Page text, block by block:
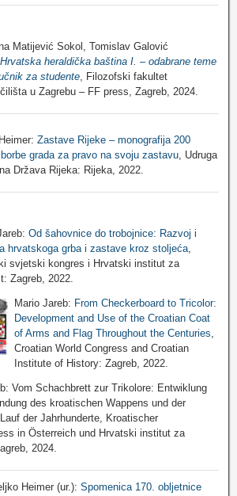
Matijević Sokol, Tomislav Galović
Hrvatska heraldička baština I. – odabrane teme
za studente, Filozofski fakultet
u Zagrebu – FF press, Zagreb, 2024.
Zastave Rijeke – monografija 200
grada za pravo na svoju zastavu, Udruga
Država Rijeka: Rijeka, 2022.
Od šahovnice do trobojnice: Razvoj i
hrvatskoga grba i zastave kroz stoljeća,
svjetski kongres i Hrvatski institut za
Zagreb, 2022.
Mario Jareb: From Checkerboard to Tricolor:
Development and Use of the Croatian Coat
of Arms and Flag Throughout the Centuries
Croatian World Congress and Croatian
Institute of History: Zagreb, 2022.
Vom Schachbrett zur Trikolore: Entwiklung
des kroatischen Wappens und der
der Jahrhunderte, Kroatischer
in Österreich und Hrvatski institut za
2024.
Heimer (ur.): Spomenica 170. obljetnice